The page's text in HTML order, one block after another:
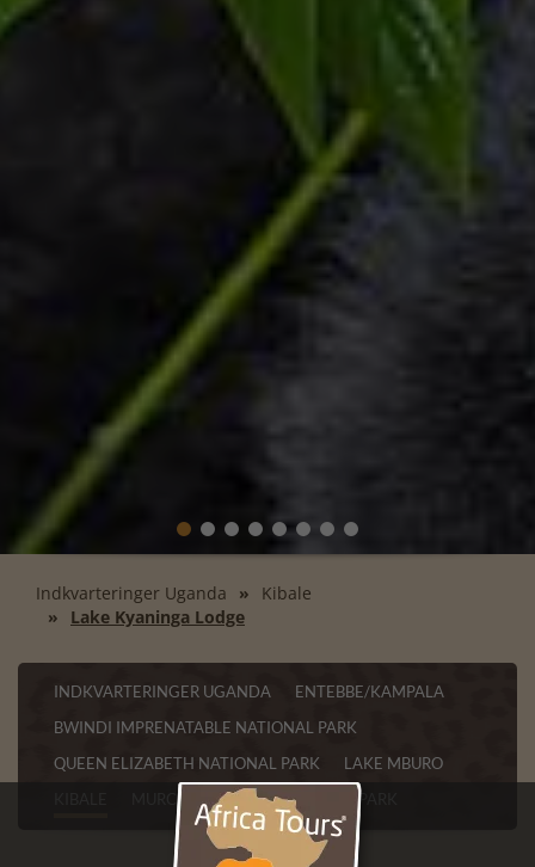
Indkvarteringer Uganda
Kibale
Lake Kyaninga Lodge
INDKVARTERINGER UGANDA
ENTEBBE/KAMPALA
BWINDI IMPRENATABLE NATIONAL PARK
QUEEN ELIZABETH NATIONAL PARK
LAKE MBURO
MURCHISON FALLS NATIONAL PARK